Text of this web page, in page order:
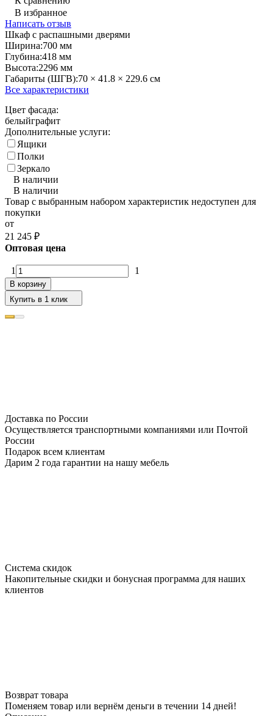
В избранное
Написать отзыв
Шкаф с распашными дверями
Ширина:700 мм
Глубина:418 мм
Высота:2296 мм
Габариты (ШГВ):70 × 41.8 × 229.6 см
Все характеристики
Цвет фасада:
белыйграфит
Дополнительные услуги:
Ящики
Полки
Зеркало
В наличии
В наличии
Товар с выбранным набором характеристик недоступен для
покупки
от
21 245 ₽
Оптовая цена
1 1
В корзину
Купить в 1 клик
Доставка по России
Осуществляется транспортными компаниями или Почтой
России
Подарок всем клиентам
Дарим 2 года гарантии на нашу мебель
Система скидок
Накопительные скидки и бонусная программа для наших
клиентов
Возврат товара
Поменяем товар или вернём деньги в течении 14 дней!